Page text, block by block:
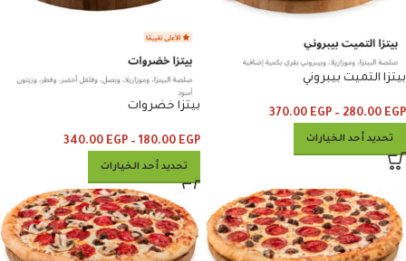
بيتزا التميت بيبروني
280.00 EGP
–
370.00 EGP
تحديد أحد الخيارات
بيتزا خضروات
180.00 EGP
–
340.00 EGP
تحديد أحد الخيارات